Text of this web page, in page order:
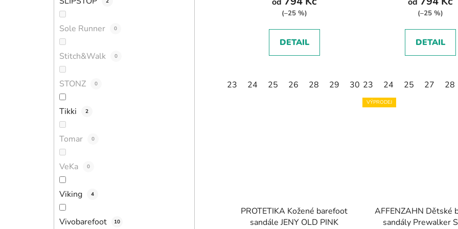
Sole Runner 0
Stitch&Walk 0
STONZ 0
Tikki 2
Tomar 0
VeKa 0
Viking 4
Vivobarefoot 10
(–25 %)
DETAIL
23 24 25 26 28 29 30
(–25 %)
DETAIL
23 24 25 27 28
PROTETIKA Kožené barefoot
sandále JENY OLD PINK
VÝPRODEJ
AFFENZAHN Dětské
sandály Prewalker